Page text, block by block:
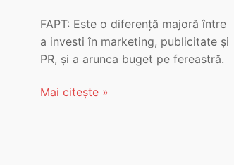
FAPT: Este o diferență majoră între
a investi în marketing, publicitate și
PR, și a arunca buget pe fereastră.
Mai citește »